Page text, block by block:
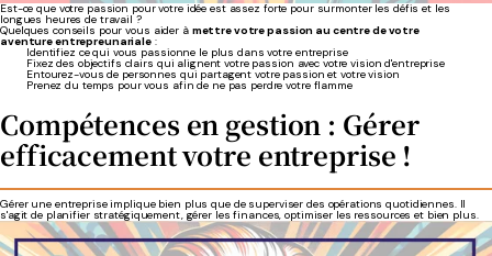
Est-ce que votre passion pour votre idée est assez forte pour surmonter les défis et les
longues heures de travail ?
Quelques conseils pour vous aider à mettre votre passion au centre de votre
aventure entrepreunariale :
Identifiez ce qui vous passionne le plus dans votre entreprise
Fixez des objectifs clairs qui alignent votre passion avec votre vision d'entreprise
Entourez-vous de personnes qui partagent votre passion et votre vision
Prenez du temps pour vous afin de ne pas perdre votre flamme
Compétences en gestion : Gérer
efficacement votre entreprise !
Gérer une entreprise implique bien plus que de superviser des opérations quotidiennes. Il
s'agit de planifier stratégiquement, gérer les finances, optimiser les ressources et bien plus.